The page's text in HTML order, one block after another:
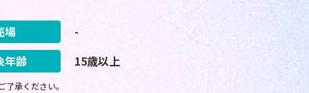
場
-
年齢
15歳以上
承ください。